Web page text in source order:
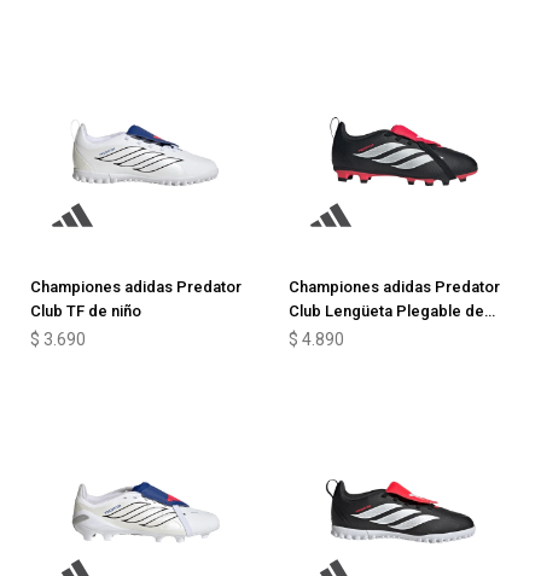
Championes adidas Predator
Club TF de niño
$ 3.690
Championes adidas Predator
Club Lengüeta Plegable de
niño
$ 4.890